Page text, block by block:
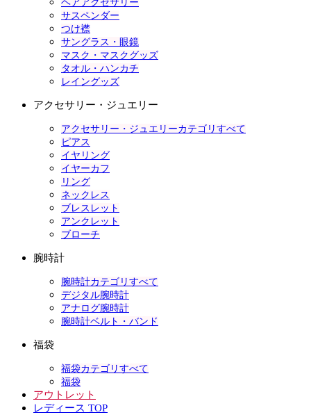
ヘアアクセサリー
サスペンダー
つけ襟
サングラス・眼鏡
マスク・マスクグッズ
タオル・ハンカチ
レイングッズ
アクセサリー・ジュエリー
アクセサリー・ジュエリーカテゴリすべて
ピアス
イヤリング
イヤーカフ
リング
ネックレス
ブレスレット
アンクレット
ブローチ
腕時計
腕時計カテゴリすべて
デジタル腕時計
アナログ腕時計
腕時計ベルト・バンド
福袋
福袋カテゴリすべて
福袋
アウトレット
レディース TOP